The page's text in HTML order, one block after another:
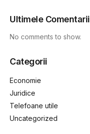
Ultimele Comentarii
No comments to show.
Categorii
Economie
Juridice
Telefoane utile
Uncategorized